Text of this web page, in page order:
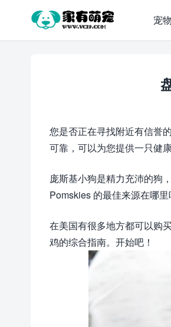
宠物
您是否正在寻找附近有信誉
可靠，可以为您提供一只健康
庞斯基小狗是精力充沛的狗
Pomskies 的最佳来源在哪里
在美国有很多地方都可以购
鸡的综合指南。开始吧！